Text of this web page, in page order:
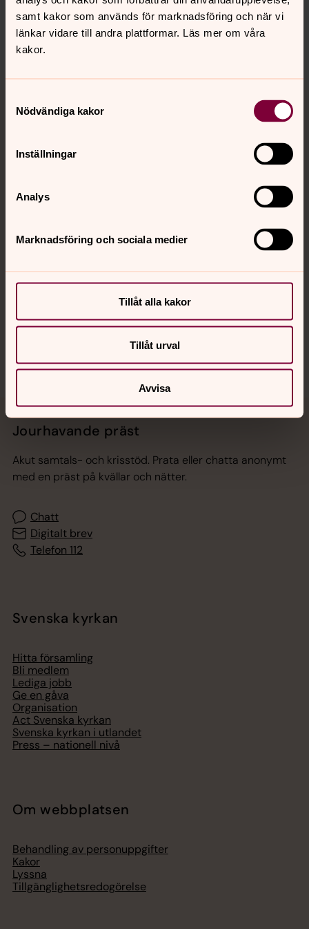
samt kakor som används för marknadsföring och när vi
länkar vidare till andra plattformar. Läs mer om våra
kakor.
Nödvändiga kakor
Inställningar
Analys
Marknadsföring och sociala medier
Tillåt alla kakor
Tillåt urval
Avvisa
innehåll?
harnosand.stift@svenskakyrkan.se
Dela
Kontakt
Hitta snabbt
Sociala kanaler
Jourhavande präst
Akut samtals- och krisstöd. Prata eller chatta anonymt
med en präst på kvällar och nätter.
Chatt
Digitalt brev
Telefon 112
Svenska kyrkan
Hitta församling
Bli medlem
Lediga jobb
Ge en gåva
Organisation
Act Svenska kyrkan
Svenska kyrkan i utlandet
Press – nationell nivå
Om webbplatsen
Behandling av personuppgifter
Kakor
Lyssna
Tillgänglighetsredogörelse